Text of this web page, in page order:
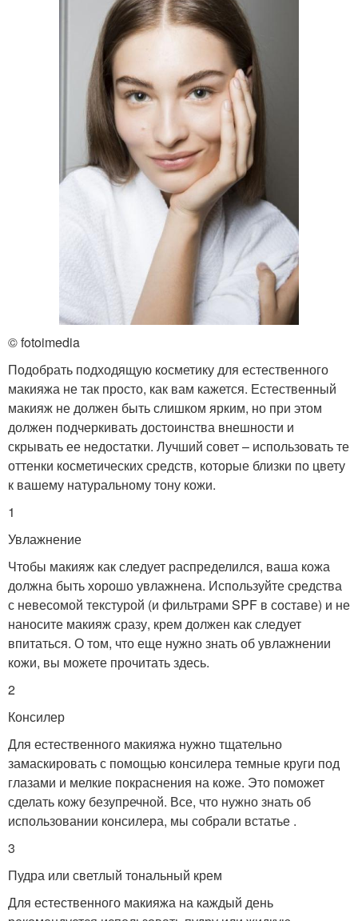
© fotoimedia
Подобрать подходящую косметику для естественного
макияжа не так просто, как вам кажется. Естественный
макияж не должен быть слишком ярким, но при этом
должен подчеркивать достоинства внешности и
скрывать ее недостатки. Лучший совет – использовать те
оттенки косметических средств, которые близки по цвету
к вашему натуральному тону кожи.
1
Увлажнение
Чтобы макияж как следует распределился, ваша кожа
должна быть хорошо увлажнена. Используйте средства
с невесомой текстурой (и фильтрами SPF в составе) и не
наносите макияж сразу, крем должен как следует
впитаться. О том, что еще нужно знать об увлажнении
кожи, вы можете прочитать здесь.
2
Консилер
Для естественного макияжа нужно тщательно
замаскировать с помощью консилера темные круги под
глазами и мелкие покраснения на коже. Это поможет
сделать кожу безупречной. Все, что нужно знать об
использовании консилера, мы собрали встатье .
3
Пудра или светлый тональный крем
Для естественного макияжа на каждый день